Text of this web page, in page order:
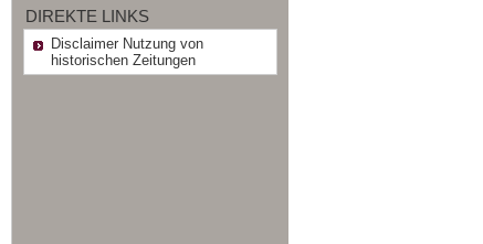
DIREKTE LINKS
Disclaimer Nutzung von
historischen Zeitungen